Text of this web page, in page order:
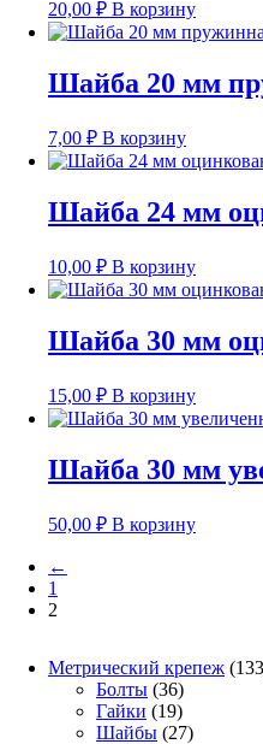
20,00 ₽ В корзину
Шайба 20 мм
7,00 ₽ В корзину
Шайба 24 мм
10,00 ₽ В корзину
Шайба 30 мм
15,00 ₽ В корзину
Шайба 30 мм
50,00 ₽ В корзину
←
1
2
Метрический крепеж 133
Болты 3636
товаров
Гайки 1919
товаров
Шайбы 2727